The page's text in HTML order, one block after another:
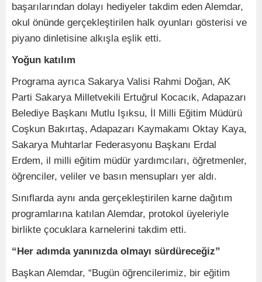
başarılarından dolayı hediyeler takdim eden Alemdar,
okul önünde gerçekleştirilen halk oyunları gösterisi ve
piyano dinletisine alkışla eşlik etti.
Yoğun katılım
Programa ayrıca Sakarya Valisi Rahmi Doğan, AK
Parti Sakarya Milletvekili Ertuğrul Kocacık, Adapazarı
Belediye Başkanı Mutlu Işıksu, İl Milli Eğitim Müdürü
Coşkun Bakırtaş, Adapazarı Kaymakamı Oktay Kaya,
Sakarya Muhtarlar Federasyonu Başkanı Erdal
Erdem, il milli eğitim müdür yardımcıları, öğretmenler,
öğrenciler, veliler ve basın mensupları yer aldı.
Sınıflarda aynı anda gerçekleştirilen karne dağıtım
programlarına katılan Alemdar, protokol üyeleriyle
birlikte çocuklara karnelerini takdim etti.
“Her adımda yanınızda olmayı sürdüreceğiz”
Başkan Alemdar, “Bugün öğrencilerimiz, bir eğitim